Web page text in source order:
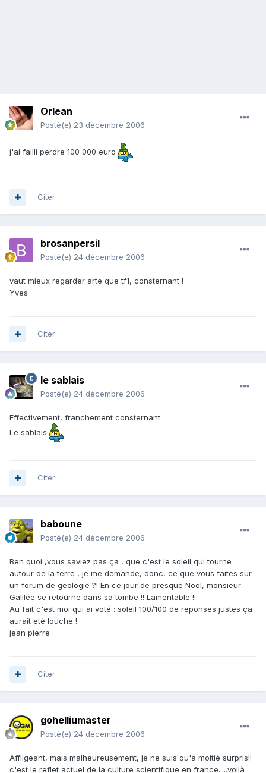
Orlean
Posté(e) 23 décembre 2006
j'ai failli perdre 100 000 euro
Citer
brosanpersil
Posté(e) 24 décembre 2006
vaut mieux regarder arte que tf1, consternant !
Yves
Citer
le sablais
Posté(e) 24 décembre 2006
Effectivement, franchement consternant.
Le sablais
Citer
baboune
Posté(e) 24 décembre 2006
Ben quoi ,vous saviez pas ça , que c'est le soleil qui tourne
autour de la terre , je me demande, donc, ce que vous faites sur
un forum de geologie ?! En ce jour de presque Noel, monsieur
Galilée se retourne dans sa tombe !! Lamentable !!
Au fait c'est moi qui ai voté : soleil 100/100 de reponses justes ça
aurait eté louche !
jean pierre
Citer
gohelliumaster
Posté(e) 24 décembre 2006
Affligeant, mais malheureusement, je ne suis qu'a moitié surpris!!
c'est le reflet actuel de la culture scientifique en france.....voilà